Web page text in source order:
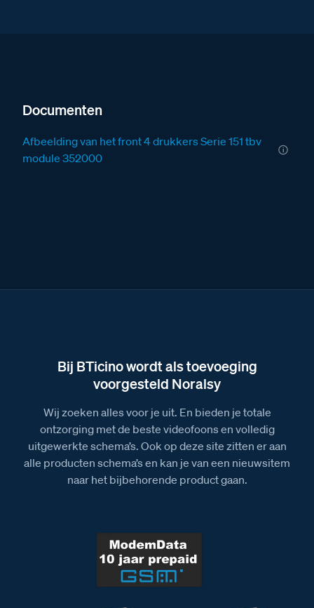
Documenten
Afbeelding van het front 4 drukkers Serie 151 tbv
module 352000
Bij BTicino wordt als toevoeging
voorgesteld Noralsy
Wij zoeken alles voor je uit. En bieden je totale
ontzorging met de beste videofoons en volledig
uitgewerkte schema’s. Ook op deze site zitten er aan
alle producten schema’s en kan je van een nieuwsitem
naar het bijbehorende product gaan.